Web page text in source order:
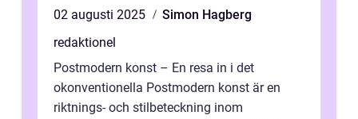
02 augusti 2025
Simon Hagberg
redaktionel
Postmodern konst – En resa in i det
okonventionella Postmodern konst är en
riktnings- och stilbeteckning inom